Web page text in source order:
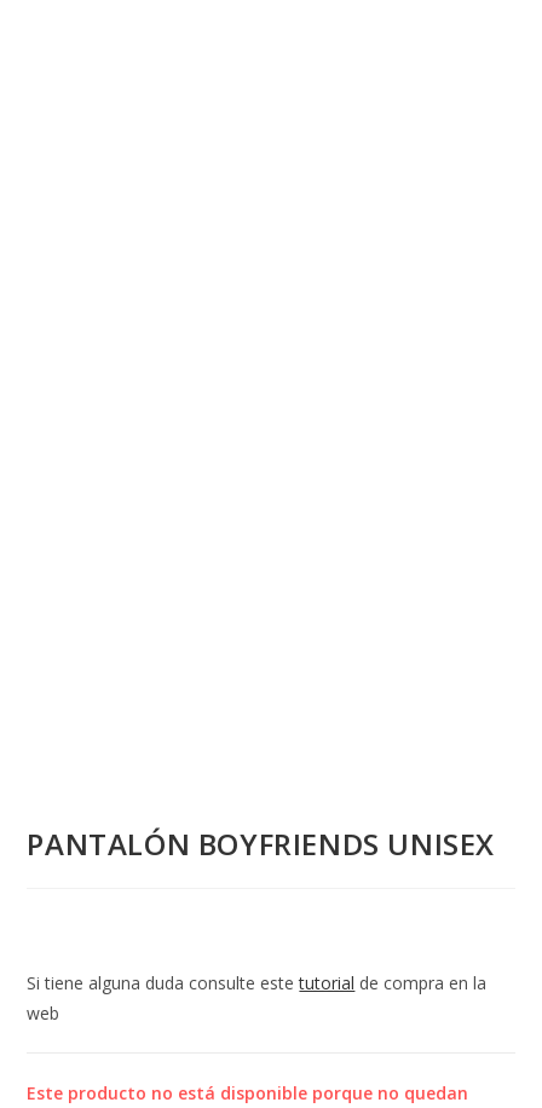
PANTALÓN BOYFRIENDS UNISEX
Si tiene alguna duda consulte estetutorial de compra en la
web
Este producto no está disponible porque no quedan